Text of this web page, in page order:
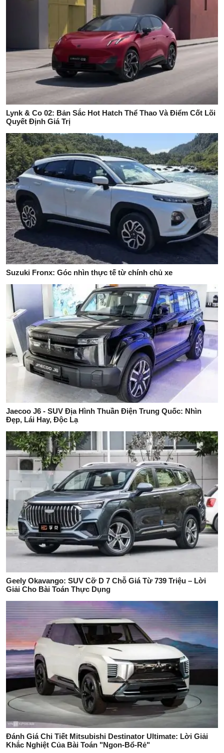
Lynk & Co 02: Bản Sắc Hot Hatch Thể Thao Và Điểm Cốt Lõi
Quyết Định Giá Trị
Suzuki Fronx: Góc nhìn thực tế từ chính chủ xe
Jaecoo J6 - SUV Địa Hình Thuần Điện Trung Quốc: Nhìn
Đẹp, Lái Hay, Độc Lạ
Geely Okavango: SUV Cỡ D 7 Chỗ Giá Từ 739 Triệu – Lời
Giải Cho Bài Toán Thực Dụng
Đánh Giá Chi Tiết Mitsubishi Destinator Ultimate: Lời Giải
Khắc Nghiệt Của Bài Toán "Ngon-Bổ-Rẻ"